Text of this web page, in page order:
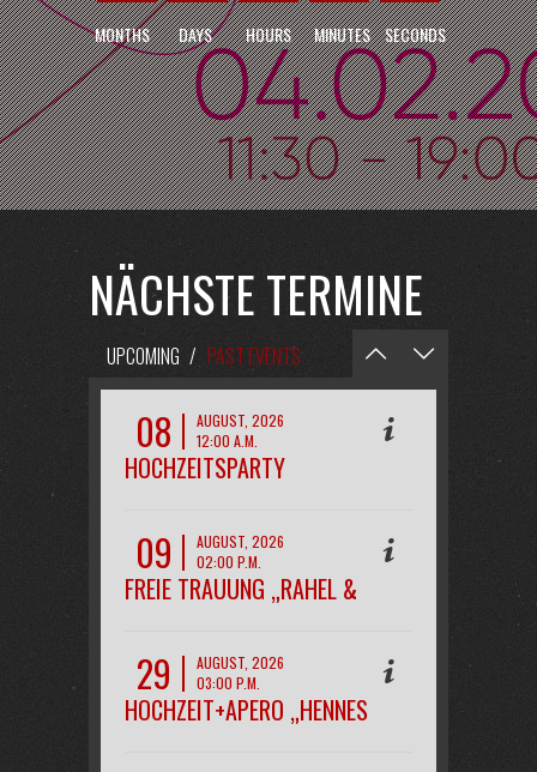
MONTHS DAYS HOURS MINUTES SECONDS
NÄCHSTE TERMINE
UPCOMING / PAST EVENTS
08
AUGUST, 2026
12:00 A.M.
HOCHZEITSPARTY
09
AUGUST, 2026
02:00 P.M.
FREIE TRAUUNG „RAHEL &
29
AUGUST, 2026
03:00 P.M.
HOCHZEIT+APERO „HENNES